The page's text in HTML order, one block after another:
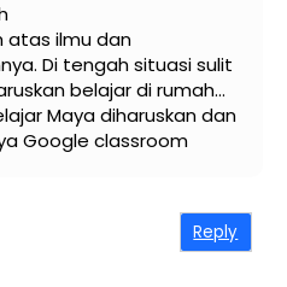
atas ilmu dan
Di tengah situasi sulit
belajar di rumah…
Maya diharuskan dan
Google classroom
Reply